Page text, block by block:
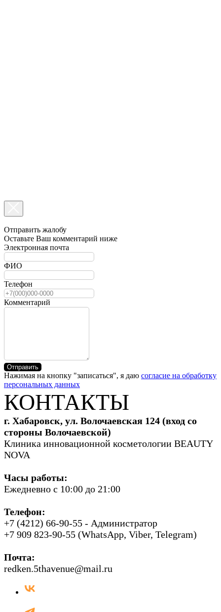
Отправить жалобу
Оставьте Ваш комментарий ниже
Электронная почта
ФИО
Телефон
Комментарий
Отправить
Нажимая на кнопку "записаться", я даю согласие на обработку
персональных данных
КОНТАКТЫ
г. Хабаровск, ул. Волочаевская 124 (вход со
стороны Волочаевской)
Клиника инновационной косметологии BEAUTY
NOVA
Часы работы:
Ежедневно с 10:00 до 21:00
Телефон:
+7 (4212) 66-90-55 - Администратор
+7 909 823-90-55 (WhatsApp, Viber, Telegram)
Почта:
redken.5thavenue@mail.ru